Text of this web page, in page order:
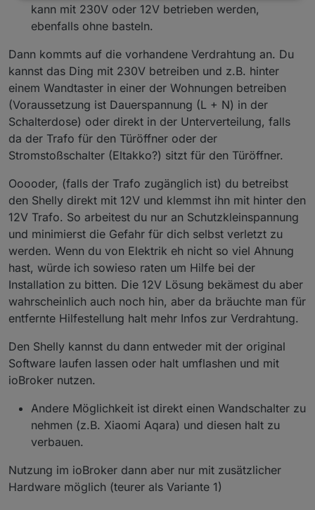
kann mit 230V oder 12V betrieben werden,
ebenfalls ohne basteln.
Dann kommts auf die vorhandene Verdrahtung an. Du
kannst das Ding mit 230V betreiben und z.B. hinter
einem Wandtaster in einer der Wohnungen betreiben
(Voraussetzung ist Dauerspannung (L + N) in der
Schalterdose) oder direkt in der Unterverteilung, falls
da der Trafo für den Türöffner oder der
Stromstoßschalter (Eltakko?) sitzt für den Türöffner.
Ooooder, (falls der Trafo zugänglich ist) du betreibst
den Shelly direkt mit 12V und klemmst ihn mit hinter den
12V Trafo. So arbeitest du nur an Schutzkleinspannung
und minimierst die Gefahr für dich selbst verletzt zu
werden. Wenn du von Elektrik eh nicht so viel Ahnung
hast, würde ich sowieso raten um Hilfe bei der
Installation zu bitten. Die 12V Lösung bekämest du aber
wahrscheinlich auch noch hin, aber da bräuchte man für
entfernte Hilfestellung halt mehr Infos zur Verdrahtung.
Den Shelly kannst du dann entweder mit der original
Software laufen lassen oder halt umflashen und mit
ioBroker nutzen.
Andere Möglichkeit ist direkt einen Wandschalter zu
nehmen (z.B. Xiaomi Aqara) und diesen halt zu
verbauen.
Nutzung im ioBroker dann aber nur mit zusätzlicher
Hardware möglich (teurer als Variante 1)